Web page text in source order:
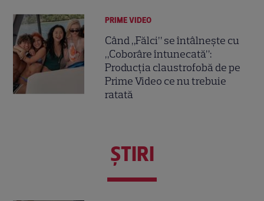
PRIME VIDEO
Când „Fălci” se întâlnește cu
„Coborâre întunecată”:
Producția claustrofobă de pe
Prime Video ce nu trebuie
ratată
ŞTIRI